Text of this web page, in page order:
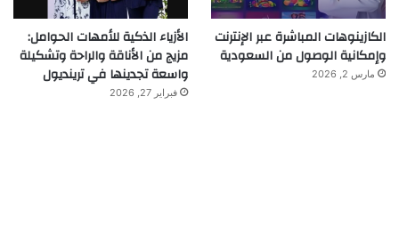
الكازينوهات المباشرة عبر الإنترنت
وإمكانية الوصول من السعودية
مارس 2, 2026
الأزياء الذكية للأمهات الحوامل:
مزيج من الأناقة والراحة وتشكيلة
واسعة تجدينها في ترينديول
فبراير 27, 2026